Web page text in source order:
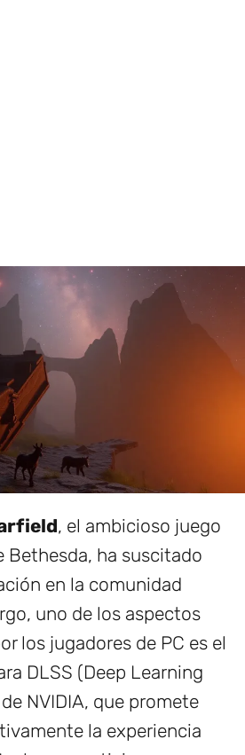
, el ambicioso juego
Bethesda, ha suscitado
en la comunidad
uno de los aspectos
los jugadores de PC es el
DLSS (Deep Learning
NVIDIA, que promete
la experiencia